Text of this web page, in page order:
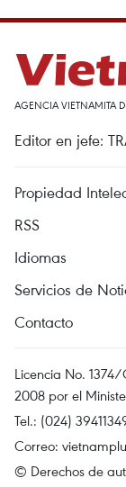
AGENCIA VIETNAMITA
Editor en jefe:
Propiedad
RSS
Idiomas
Servicios de
Contacto
Licencia No. 1374/
2008 por el
Tel.: (024)
Correo:
© Derechos de